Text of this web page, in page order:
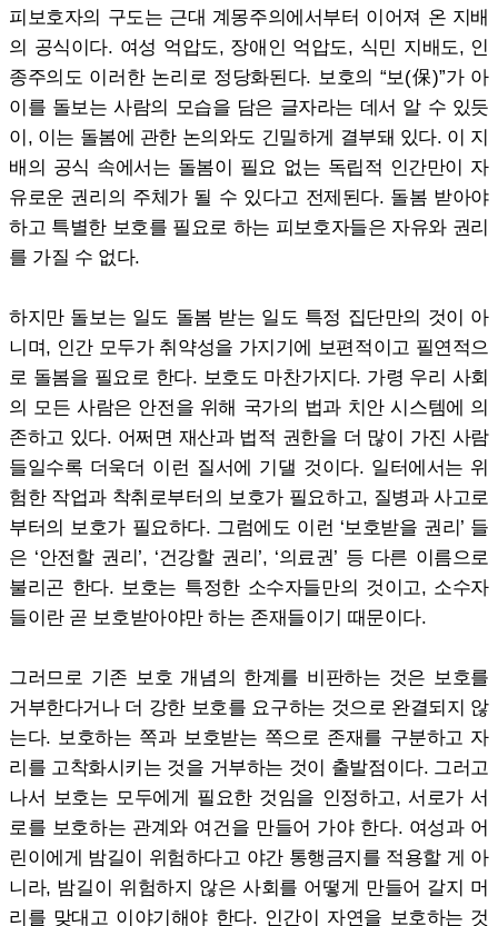
피보호자의 구도는 근대 계몽주의에서부터 이어져 온 지배
의 공식이다. 여성 억압도, 장애인 억압도, 식민 지배도, 인
종주의도 이러한 논리로 정당화된다. 보호의 “보(保)”가 아
이를 돌보는 사람의 모습을 담은 글자라는 데서 알 수 있듯
이, 이는 돌봄에 관한 논의와도 긴밀하게 결부돼 있다. 이 지
배의 공식 속에서는 돌봄이 필요 없는 독립적 인간만이 자
유로운 권리의 주체가 될 수 있다고 전제된다. 돌봄 받아야
하고 특별한 보호를 필요로 하는 피보호자들은 자유와 권리
를 가질 수 없다.
하지만 돌보는 일도 돌봄 받는 일도 특정 집단만의 것이 아
니며, 인간 모두가 취약성을 가지기에 보편적이고 필연적으
로 돌봄을 필요로 한다. 보호도 마찬가지다. 가령 우리 사회
의 모든 사람은 안전을 위해 국가의 법과 치안 시스템에 의
존하고 있다. 어쩌면 재산과 법적 권한을 더 많이 가진 사람
들일수록 더욱더 이런 질서에 기댈 것이다. 일터에서는 위
험한 작업과 착취로부터의 보호가 필요하고, 질병과 사고로
부터의 보호가 필요하다. 그럼에도 이런 ‘보호받을 권리’ 들
은 ‘안전할 권리’, ‘건강할 권리’, ‘의료권’ 등 다른 이름으로
불리곤 한다. 보호는 특정한 소수자들만의 것이고, 소수자
들이란 곧 보호받아야만 하는 존재들이기 때문이다.
그러므로 기존 보호 개념의 한계를 비판하는 것은 보호를
거부한다거나 더 강한 보호를 요구하는 것으로 완결되지 않
는다. 보호하는 쪽과 보호받는 쪽으로 존재를 구분하고 자
리를 고착화시키는 것을 거부하는 것이 출발점이다. 그러고
나서 보호는 모두에게 필요한 것임을 인정하고, 서로가 서
로를 보호하는 관계와 여건을 만들어 가야 한다. 여성과 어
린이에게 밤길이 위험하다고 야간 통행금지를 적용할 게 아
니라, 밤길이 위험하지 않은 사회를 어떻게 만들어 갈지 머
리를 맞대고 이야기해야 한다. 인간이 자연을 보호하는 것